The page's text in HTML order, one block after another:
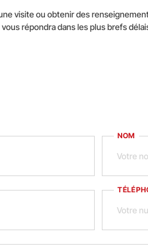
visite ou obtenir des
répondra dans les plus brefs
NOM